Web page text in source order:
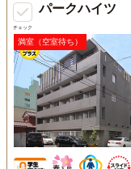
チェック
パークハイツ
満室（空室待ち）